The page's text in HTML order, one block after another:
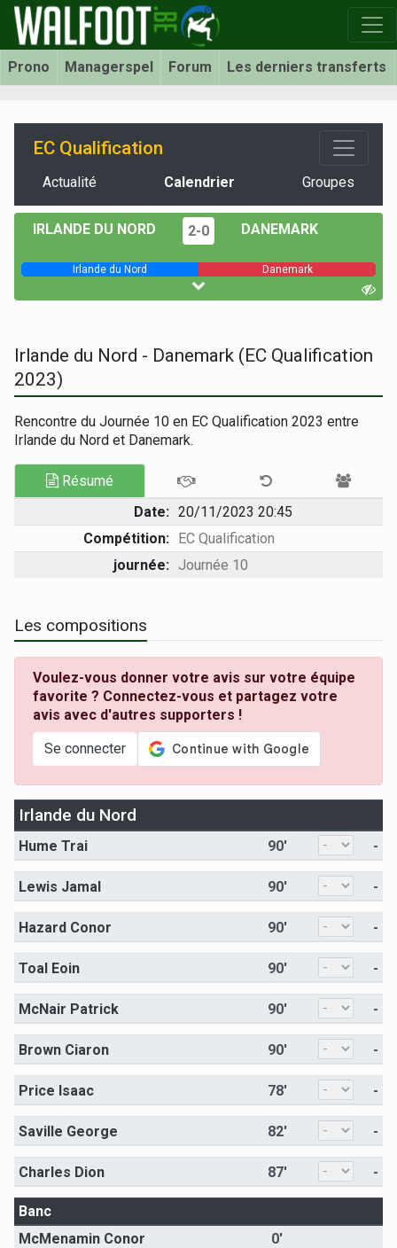
Prono Managerspel Forum Les derniers transferts
EC Qualification
Actualité Calendrier Groupes
IRLANDE DU NORD 2-0 DANEMARK
Irlande du Nord Danemark
Irlande du Nord - Danemark (EC Qualification
2023)
Rencontre du Journée 10 en EC Qualification 2023 entre
Irlande du Nord et Danemark.
Résumé
Date: 20/11/2023 20:45
Compétition: EC Qualification
journée: Journée 10
Les compositions
Voulez-vous donner votre avis sur votre équipe
favorite ? Connectez-vous et partagez votre
avis avec d'autres supporters !
Se connecter
Irlande du Nord
Hume Trai 90' -
Lewis Jamal 90' -
Hazard Conor 90' -
Toal Eoin 90' -
McNair Patrick 90' -
Brown Ciaron 90' -
Price Isaac 78' -
Saville George 82' -
Charles Dion 87' -
Banc
McMenamin Conor
0'